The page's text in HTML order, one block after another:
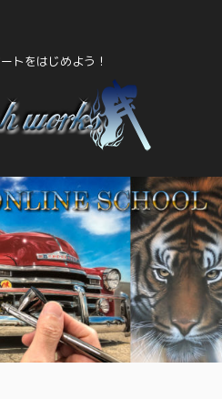
トをはじめよう！